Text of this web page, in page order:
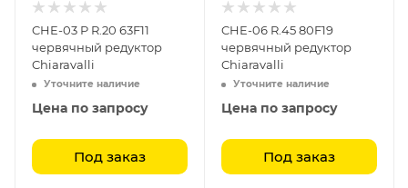
CHE-03 P R.20 63F11
червячный редуктор
Chiaravalli
Уточните наличие
Цена по запросу
Под заказ
CHE-06 R.45 80F19
червячный редуктор
Chiaravalli
Уточните наличие
Цена по запросу
Под заказ